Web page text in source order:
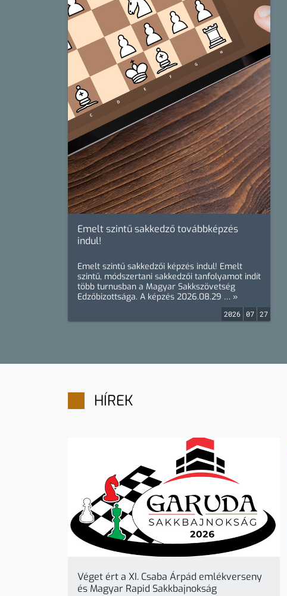
Emelt szintű sakkedző továbbképzés
indul!
Emelt szintű sakkedzői képzés indul! Emelt
szintű, módszertani sakkedzői tanfolyamot indít
több turnusban a Magyar Sakkszövetség
Edzőbizottsága. A képzés 2026.08.29 … »
2026 07 27
HÍREK
Véget ért a XI. Csaba Árpád emlékverseny
és Magyar Rapid Sakkbajnokság